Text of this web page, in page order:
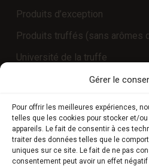
Gérer le
Pour offrir les meilleures expériences,
telles que les cookies pour stocker et/
appareils. Le fait de consentir à ces
traiter des données telles que le
uniques sur ce site. Le fait de ne pas
consentement peut avoir un effet
Produits d’exception
Produits truffés (sans arômes
Université de la truffe
COMPTE CLIENT
Boutique